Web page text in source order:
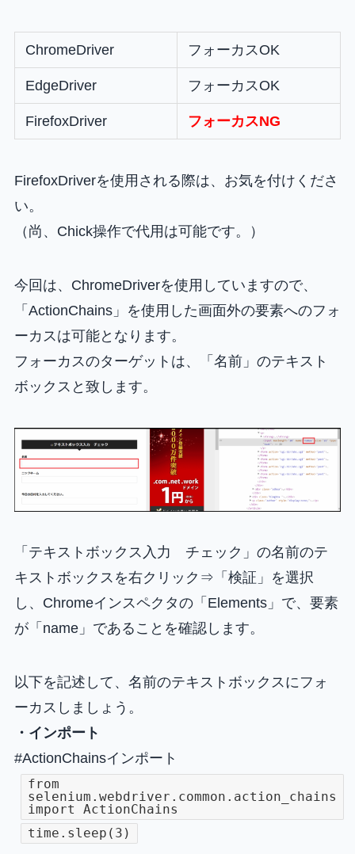
ChromeDriver フォーカスOK
EdgeDriver フォーカスOK
FirefoxDriver フォーカスNG
FirefoxDriverを使用される際は、お気を付けくださ
い。
（尚、Chick操作で代用は可能です。）
今回は、ChromeDriverを使用していますので、
「ActionChains」を使用した画面外の要素へのフォ
ーカスは可能となります。
フォーカスのターゲットは、「名前」のテキスト
ボックスと致します。
「テキストボックス入力 チェック」の名前のテ
キストボックスを右クリック⇒「検証」を選択
し、Chromeインスペクタの「Elements」で、要素
が「name」であることを確認します。
以下を記述して、名前のテキストボックスにフォ
ーカスしましょう。
・インポート
#ActionChainsインポート
from
selenium.webdriver.common.action_chains
import ActionChains
time.sleep(3)